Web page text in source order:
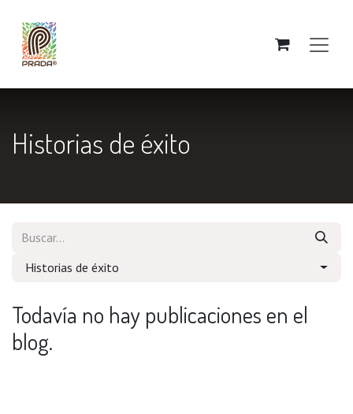
Historias de éxito
Historias de éxito
Todavía no hay publicaciones en el
blog.